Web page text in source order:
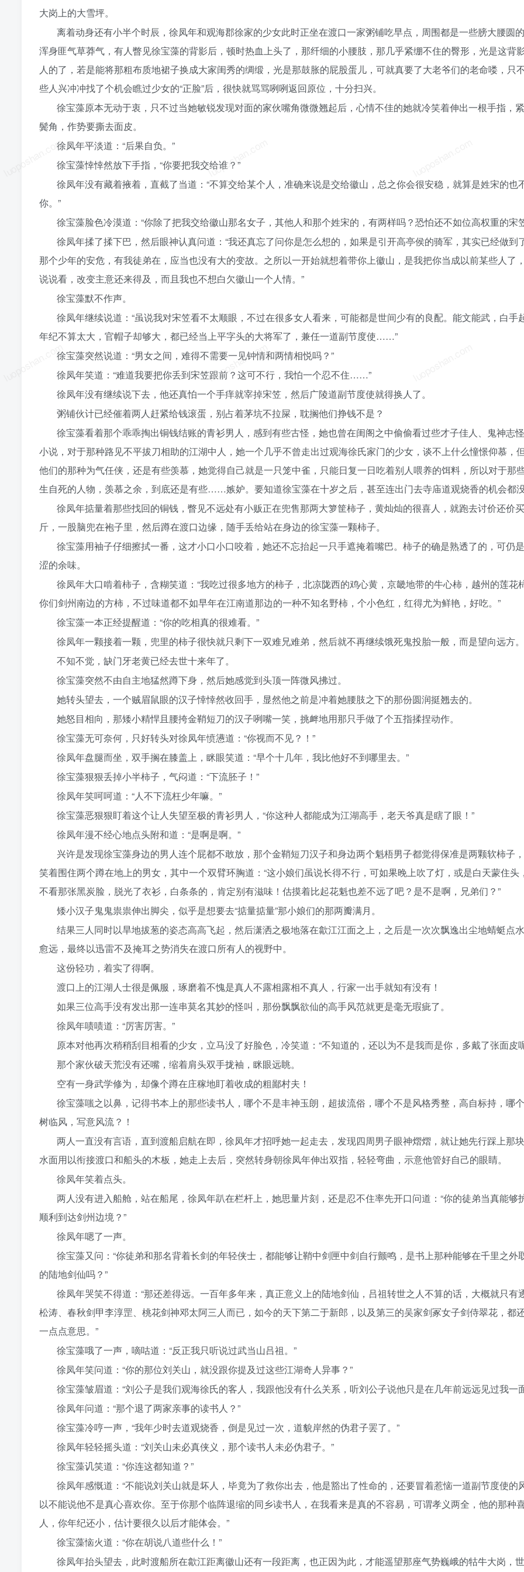
luoposhan.com
luoposhan.com
luoposhan.com
luoposhan.com
大岗上的大雪坪。
离着动身还有小半个时辰，徐凤年和观海郡徐家的少女此时正坐在渡口一家粥铺吃早点，周围都是一些膀大腰圆
浑身匪气草莽气，有人瞥见徐宝藻的背影后，顿时热血上头了，那纤细的小腰肢，那几乎紧绷不住的臀形，光是这背
人的了，若是能将那粗布质地裙子换成大家闺秀的绸缎，光是那鼓胀的屁股蛋儿，可就真要了大老爷们的老命喽，只
些人兴冲冲找了个机会瞧过少女的“正脸”后，很快就骂骂咧咧返回原位，十分扫兴。
徐宝藻原本无动于衷，只不过当她敏锐发现对面的家伙嘴角微微翘起后，心情不佳的她就冷笑着伸出一根手指，
鬓角，作势要撕去面皮。
徐凤年平淡道：“后果自负。”
徐宝藻悻悻然放下手指，“你要把我交给谁？”
徐凤年没有藏着掖着，直截了当道：“不算交给某个人，准确来说是交给徽山，总之你会很安稳，就算是姓宋的也
你。”
徐宝藻脸色冷漠道：“你除了把我交给徽山那名女子，其他人和那个姓宋的，有两样吗？恐怕还不如位高权重的宋
徐凤年揉了揉下巴，然后眼神认真问道：“我还真忘了问你是怎么想的，如果是引开高亭侯的骑军，其实已经做到
那个少年的安危，有我徒弟在，应当也没有大的变故。之所以一开始就想着带你上徽山，是我把你当成以前某些人了
说说看，改变主意还来得及，而且我也不想白欠徽山一个人情。”
徐宝藻默不作声。
徐凤年继续说道：“虽说我对宋笠看不太顺眼，不过在很多女人看来，可能都是世间少有的良配。能文能武，白手
年纪不算太大，官帽子却够大，都已经当上平字头的大将军了，兼任一道副节度使……”
徐宝藻突然说道：“男女之间，难得不需要一见钟情和两情相悦吗？”
徐凤年笑道：“难道我要把你丢到宋笠跟前？这可不行，我怕一个忍不住……”
徐凤年没有继续说下去，他还真怕一个手痒就宰掉宋笠，然后广陵道副节度使就得换人了。
粥铺伙计已经催着两人赶紧给钱滚蛋，别占着茅坑不拉屎，耽搁他们挣钱不是？
徐宝藻看着那个乖乖掏出铜钱结账的青衫男人，感到有些古怪，她也曾在闺阁之中偷偷看过些才子佳人、鬼神志
小说，对于那种路见不平拔刀相助的江湖中人，她一个几乎不曾走出过观海徐氏家门的少女，谈不上什么憧憬仰慕，
他们的那种为气任侠，还是有些羡慕，她觉得自己就是一只笼中雀，只能日复一日吃着别人喂养的饵料，所以对于那
生自死的人物，羡慕之余，到底还是有些……嫉妒。要知道徐宝藻在十岁之后，甚至连出门去寺庙道观烧香的机会都
徐凤年掂量着那些找回的铜钱，瞥见不远处有小贩正在兜售那两大箩筐柿子，黄灿灿的很喜人，就跑去讨价还价
斤，一股脑兜在袍子里，然后蹲在渡口边缘，随手丢给站在身边的徐宝藻一颗柿子。
徐宝藻用袖子仔细擦拭一番，这才小口小口咬着，她还不忘抬起一只手遮掩着嘴巴。柿子的确是熟透了的，可仍
涩的余味。
徐凤年大口啃着柿子，含糊笑道：“我吃过很多地方的柿子，北凉陇西的鸡心黄，京畿地带的牛心柿，越州的莲花
你们剑州南边的方柿，不过味道都不如早年在江南道那边的一种不知名野柿，个小色红，红得尤为鲜艳，好吃。”
徐宝藻一本正经提醒道：“你的吃相真的很难看。”
徐凤年一颗接着一颗，兜里的柿子很快就只剩下一双难兄难弟，然后就不再继续饿死鬼投胎一般，而是望向远方。
不知不觉，缺门牙老黄已经去世十来年了。
徐宝藻突然不由自主地猛然蹲下身，然后她感觉到头顶一阵微风拂过。
她转头望去，一个贼眉鼠眼的汉子悻悻然收回手，显然他之前是冲着她腰肢之下的那份圆润挺翘去的。
她怒目相向，那矮小精悍且腰挎金鞘短刀的汉子咧嘴一笑，挑衅地用那只手做了个五指揉捏动作。
徐宝藻无可奈何，只好转头对徐凤年愤懑道：“你视而不见？！”
徐凤年盘腿而坐，双手搁在膝盖上，眯眼笑道：“早个十几年，我比他好不到哪里去。”
徐宝藻狠狠丢掉小半柿子，气闷道：“下流胚子！”
徐凤年笑呵呵道：“人不下流枉少年嘛。”
徐宝藻恶狠狠盯着这个让人失望至极的青衫男人，“你这种人都能成为江湖高手，老天爷真是瞎了眼！”
徐凤年漫不经心地点头附和道：“是啊是啊。”
兴许是发现徐宝藻身边的男人连个屁都不敢放，那个金鞘短刀汉子和身边两个魁梧男子都觉得保准是两颗软柿子
笑着围住两个蹲在地上的男女，其中一个双臂环胸道：“这小娘们虽说长得不行，可如果晚上吹了灯，或是白天蒙住头
不看那张黑炭脸，脱光了衣衫，白条条的，肯定别有滋味！估摸着比起花魁也差不远了吧？是不是啊，兄弟们？”
矮小汉子鬼鬼祟祟伸出脚尖，似乎是想要去“掂量掂量”那小娘们的那两瓣满月。
结果三人同时以旱地拔葱的姿态高高飞起，然后潇洒之极地落在歙江江面之上，之后是一次次飘逸出尘地蜻蜓点
愈远，最终以迅雷不及掩耳之势消失在渡口所有人的视野中。
这份轻功，着实了得啊。
渡口上的江湖人士很是佩服，琢磨着不愧是真人不露相露相不真人，行家一出手就知有没有！
如果三位高手没有发出那一连串莫名其妙的怪叫，那份飘飘欲仙的高手风范就更是毫无瑕疵了。
徐凤年啧啧道：“厉害厉害。”
原本对他再次稍稍刮目相看的少女，立马没了好脸色，冷笑道：“不知道的，还以为不是我而是你，多戴了张面皮
那个家伙破天荒没有还嘴，缩着肩头双手拢袖，眯眼远眺。
空有一身武学修为，却像个蹲在庄稼地盯着收成的粗鄙村夫！
徐宝藻嗤之以鼻，记得书本上的那些读书人，哪个不是丰神玉朗，超拔流俗，哪个不是风格秀整，高自标持，哪
树临风，写意风流？！
两人一直没有言语，直到渡船启航在即，徐凤年才招呼她一起走去，发现四周男子眼神熠熠，就让她先行踩上那
水面用以衔接渡口和船头的木板，她走上去后，突然转身朝徐凤年伸出双指，轻轻弯曲，示意他管好自己的眼睛。
徐凤年笑着点头。
两人没有进入船舱，站在船尾，徐凤年趴在栏杆上，她思量片刻，还是忍不住率先开口问道：“你的徒弟当真能够
顺利到达剑州边境？”
徐凤年嗯了一声。
徐宝藻又问：“你徒弟和那名背着长剑的年轻侠士，都能够让鞘中剑匣中剑自行颤鸣，是书上那种能够在千里之外
的陆地剑仙吗？”
徐凤年哭笑不得道：“那还差得远。一百年多年来，真正意义上的陆地剑仙，吕祖转世之人不算的话，大概就只有
松涛、春秋剑甲李淳罡、桃花剑神邓太阿三人而已，如今的天下第二于新郎，以及第三的吴家剑冢女子剑侍翠花，都
一点点意思。”
徐宝藻哦了一声，嘀咕道：“反正我只听说过武当山吕祖。”
徐凤年笑问道：“你的那位刘关山，就没跟你提及过这些江湖奇人异事？”
徐宝藻皱眉道：“刘公子是我们观海徐氏的客人，我跟他没有什么关系，听刘公子说他只是在几年前远远见过我一
徐凤年问道：“那个退了两家亲事的读书人？”
徐宝藻冷哼一声，“我年少时去道观烧香，倒是见过一次，道貌岸然的伪君子罢了。”
徐凤年轻轻摇头道：“刘关山未必真侠义，那个读书人未必伪君子。”
徐宝藻讥笑道：“你连这都知道？”
徐凤年感慨道：“不能说刘关山就是坏人，毕竟为了救你出去，他是豁出了性命的，还要冒着惹恼一道副节度使的
以不能说他不是真心喜欢你。至于你那个临阵退缩的同乡读书人，在我看来是真的不容易，可谓孝义两全，他的那种
人，你年纪还小，估计要很久以后才能体会。”
徐宝藻恼火道：“你在胡说八道些什么！”
徐凤年抬头望去，此时渡船所在歙江距离徽山还有一段距离，也正因为此，才能遥望那座气势巍峨的牯牛大岗，